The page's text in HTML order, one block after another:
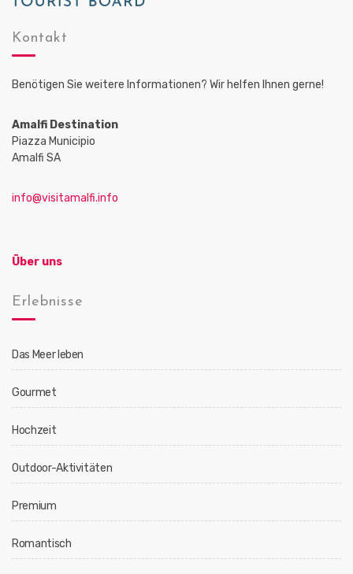
Kontakt
Benötigen Sie weitere Informationen? Wir helfen Ihnen gerne!
Amalfi Destination
Piazza Municipio
Amalfi SA
info@visitamalfi.info
Über uns
Erlebnisse
Das Meer leben
Gourmet
Hochzeit
Outdoor-Aktivitäten
Premium
Romantisch